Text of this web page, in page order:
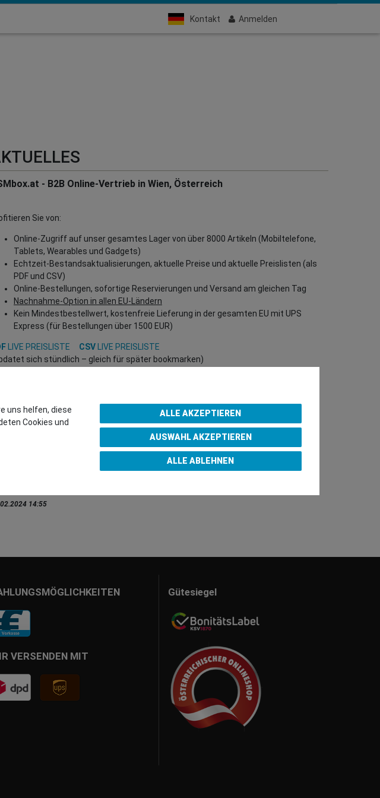
Kontakt Anmelden
- B2B Online-Vertrieb in Wien, Österreich
Sie von:
Online-Zugriff auf unser gesamtes Lager von über 8000 Artikeln (Mobiltelefone,
Tablets, Wearables und Gadgets)
Echtzeit-Bestandsaktualisierungen, aktuelle Preise und aktuelle Preislisten (als
PDF und CSV)
Online-Bestellungen, sofortige Reservierungen und Versand am gleichen Tag
Nachnahme-Option in allen EU-Ländern
Kein Mindestbestellwert, kostenfreie Lieferung in der gesamten EU mit UPS
Express (für Bestellungen über 1500 EUR)
LIVE PREISLISTE CSV
LIVE PREISLISTE
sich stündlich – gleich für später bookmarken)
für Wiederverkäufer und B2B Kunden – gültige EU UID Nummer erforderlich!)
Sie unser GSMshop Purchase Team
14:55
VERSENDEN MIT
Gütesiegel
uns helfen, diese
Cookies und
ALLE AKZEPTIEREN
AUSWAHL AKZEPTIEREN
ALLE ABLEHNEN